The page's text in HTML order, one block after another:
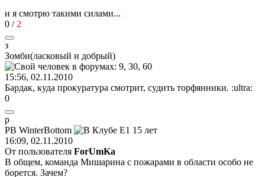
и я смотрю такими силами...
0 / 2
з
Зомби(ласковый и добрый)
15:56, 02.11.2010
Бардак, куда прокуратура смотрит, судить торфянники. :ultra:
0
p
PB WinterBottom
16:09, 02.11.2010
От пользователя ForUmKa
В общем, команда Мишарина с пожарами в области особо не
борется. Зачем?